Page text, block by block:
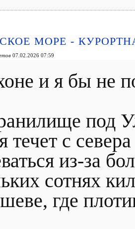
МОРЕ -
07.02.2026 07:59
и я бы не
под
течет с
из-за
сотнях
где